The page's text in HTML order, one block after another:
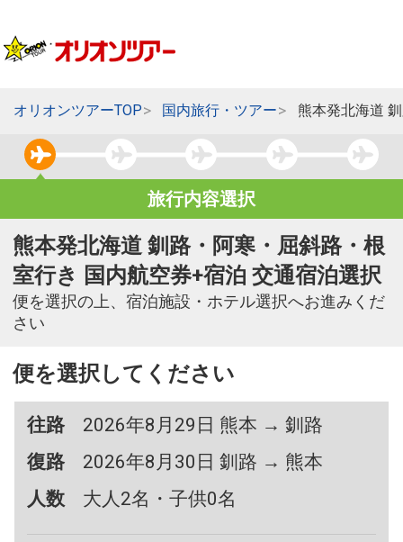
オリオンツアーTOP 国内旅行・ツアー 熊本発北海道
旅行内容選択
熊本発北海道 釧路・阿寒・屈斜路・根
室行き 国内航空券+宿泊 交通宿泊選択
便を選択の上、宿泊施設・ホテル選択へお進みくだ
さい
便を選択してください
往路
2026年8月29日 熊本 → 釧路
復路
2026年8月30日 釧路 → 熊本
人数
大人2名・子供0名